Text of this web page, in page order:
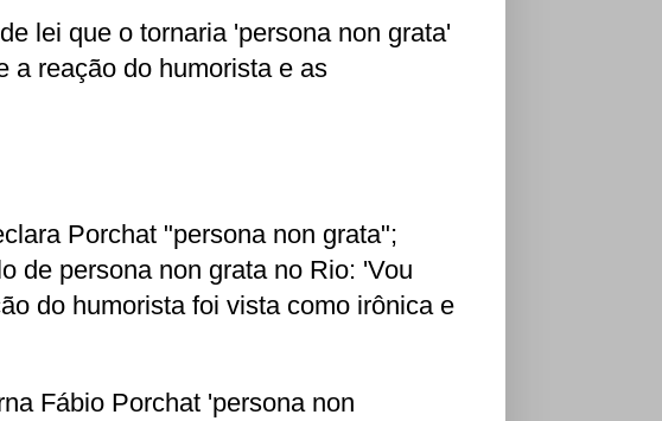
lei que o tornaria 'persona non grata'
a reação do humorista e as
Porchat "persona non grata";
de persona non grata no Rio: 'Vou
do humorista foi vista como irônica e
Fábio Porchat 'persona non